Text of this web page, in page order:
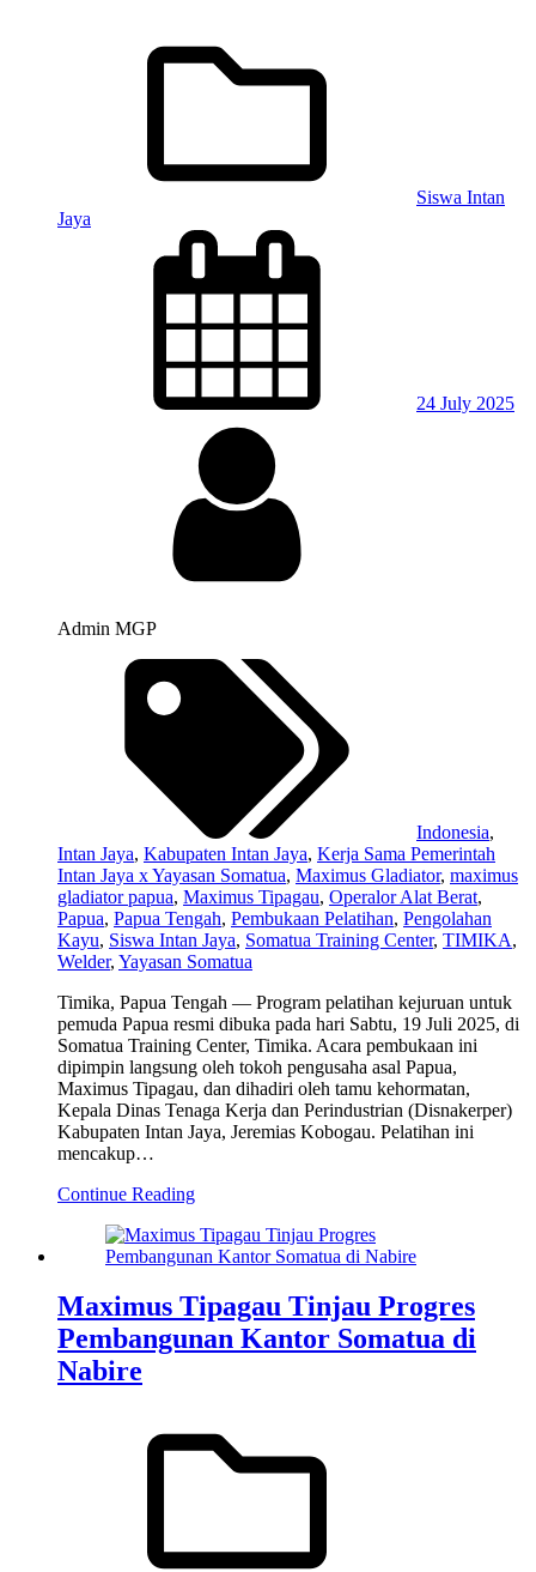
Siswa Intan
Jaya
24 July 2025
Admin MGP
Indonesia,
Intan Jaya, Kabupaten Intan Jaya, Kerja Sama Pemerintah
Intan Jaya x Yayasan Somatua, Maximus Gladiator, maximus
gladiator papua, Maximus Tipagau, Operalor Alat Berat,
Papua, Papua Tengah, Pembukaan Pelatihan, Pengolahan
Kayu, Siswa Intan Jaya, Somatua Training Center, TIMIKA,
Welder, Yayasan Somatua
Timika, Papua Tengah — Program pelatihan kejuruan untuk
pemuda Papua resmi dibuka pada hari Sabtu, 19 Juli 2025, di
Somatua Training Center, Timika. Acara pembukaan ini
dipimpin langsung oleh tokoh pengusaha asal Papua,
Maximus Tipagau, dan dihadiri oleh tamu kehormatan,
Kepala Dinas Tenaga Kerja dan Perindustrian (Disnakerper)
Kabupaten Intan Jaya, Jeremias Kobogau. Pelatihan ini
mencakup…
Continue Reading
Maximus Tipagau Tinjau Progres
Pembangunan Kantor Somatua di
Nabire